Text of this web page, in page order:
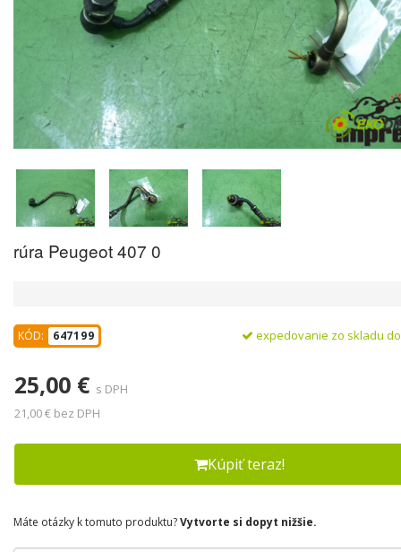
rúra Peugeot 407 0
KÓD: 647199 expedovanie zo skladu
25,00 € s DPH
21,00 € bez DPH
Kúpiť teraz!
Máte otázky k tomuto produktu?Vytvorte si dopyt nižšie.